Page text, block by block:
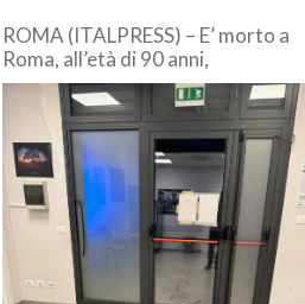
ROMA (ITALPRESS) – E’ morto a
Roma, all’età di 90 anni,
Massimiliano Cencelli, funzionario
della Democrazia Cristiana degli
anni ’60. […]